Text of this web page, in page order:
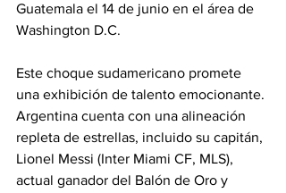
Guatemala el 14 de junio en el área de
Washington D.C.
Este choque sudamericano promete
una exhibición de talento emocionante.
Argentina cuenta con una alineación
repleta de estrellas, incluido su capitán,
Lionel Messi (Inter Miami CF, MLS),
actual ganador del Balón de Oro y